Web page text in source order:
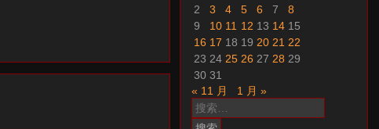
2
3 4 5 6 7
8
9
10 11 12 13 14 15
16 17 18 19 20 21 22
23 24 25 26 27 28 29
30 31
« 11 月
1 月 »
搜
索：